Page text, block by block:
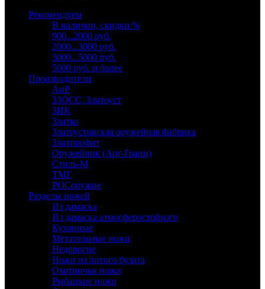
Рекомендуем
В наличии, скидки %
900...2000 руб.
2000...3000 руб.
3000...5000 руб.
5000 руб. и более
Производители
АиР
ЗЗОСС, Златоуст
ЗИК
Златко
Златоустовская оружейная фабрика
Златпрофит
Оружейник (Арт-Грани)
Стиль-М
ТМГ
РОСоружие
Разделы ножей
Из дамаска
Из дамаска атмосферостойкого
Кухонные
Метательные ножи
Недорогие
Ножи из литого булата
Охотничьи ножи
Рыбацкие ножи